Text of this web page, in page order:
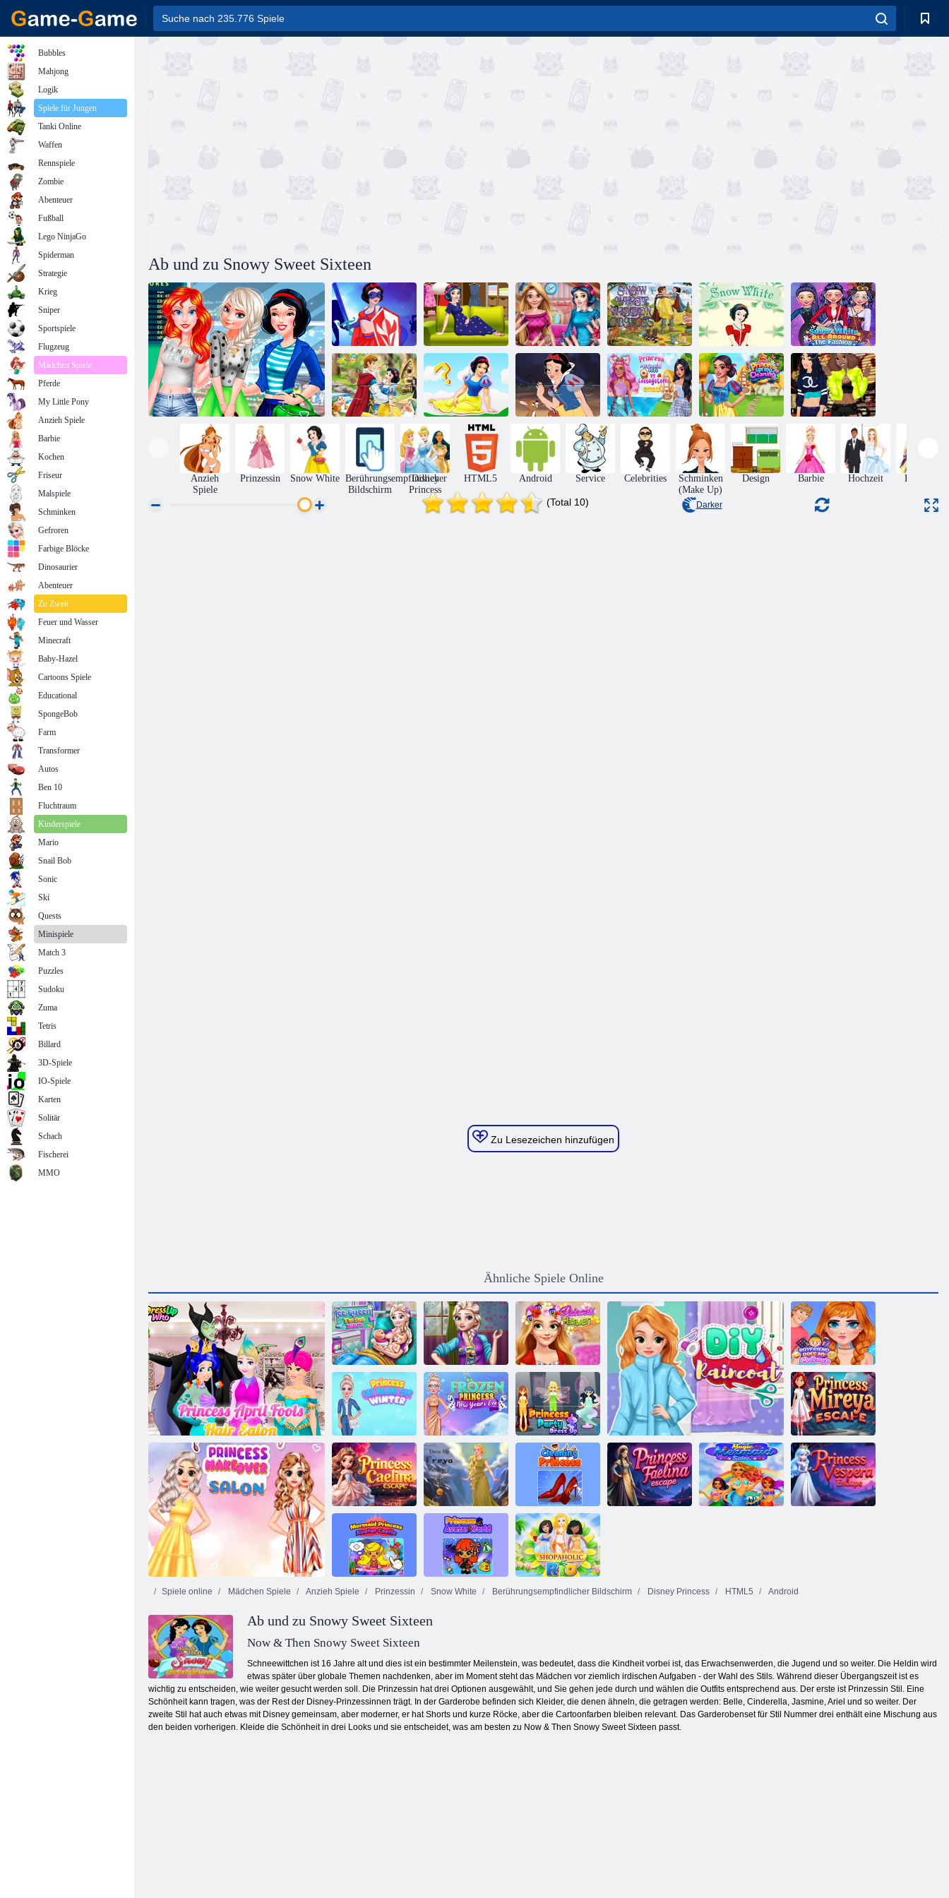
Ab und zu Snowy Sweet Sixteen
Prinzessin
Superhelden
Prinzessin-
Ankleidezimmer
Nägel machen
Schneewittchen
versteckte
Objekte
Schneewittchen
Schneewittchen
rund um die
Mode
Puzzle:
Schneewittchen
tanzen
Kinderquiz: Was
wissen Sie über
Schneewittchen?
Puzzle: Das
Schneewittchen
Princess Cottage
Core vs.
Mermaid Core
Rivals
Prinzessin
Frühlingsreinigung
Prinzessin
Bargeld mich
draußen
Anzieh
Spiele
Prinzessin Snow White Berührungsempfindlicher
Bildschirm
Disney
Princess
HTML5 Android Service Celebrities
Schminken
(Make Up)
Design Barbie Hochzeit Frisuren
(Total 10) Darker
Zu Lesezeichen hinzufügen
Ähnliche Spiele Online
Prinzessin April Fools Friseursalon
Eiskönigin
Zwillinge
Geburt
Rich Girl –
Shoppen für
Reiche
Prinzessin
Blumenkrone
Freund macht
mein Make-up
Prinzessin macht
sich bereit für
den Winter
Frozen Princess
Silvester
Prinzessin Makeover Salon
Prinzessinnen-
Party-
Verkleidung
Flucht von
Prinzessin
Mireya
Flucht von
Prinzessin
Caelina.
Freya verkleiden Putzprinzessin
Prinzessin
Avater Castle
Spiele online Mädchen Spiele Anzieh Spiele Prinzessin Snow White Berührungsempfindlicher Bildschirm Disney Princess HTML5 Android
Ab und zu Snowy Sweet Sixteen
Now & Then Snowy Sweet Sixteen
Schneewittchen ist 16 Jahre alt und dies ist ein bestimmter Meilenstein, was bedeutet, dass die Kindheit vorbei ist, das Erwachsenwerden, die Jugend und so weiter. Die Heldin wird
etwas später über globale Themen nachdenken, aber im Moment steht das Mädchen vor ziemlich irdischen Aufgaben - der Wahl des Stils. Während dieser Übergangszeit ist es
wichtig zu entscheiden, wie weiter gesucht werden soll. Die Prinzessin hat drei Optionen ausgewählt, und Sie gehen jede durch und wählen die Outfits entsprechend aus. Der erste ist Prinzessin Stil. Eine
Schönheit kann tragen, was der Rest der Disney-Prinzessinnen trägt. In der Garderobe befinden sich Kleider, die denen ähneln, die getragen werden: Belle, Cinderella, Jasmine, Ariel und so weiter. Der
zweite Stil hat auch etwas mit Disney gemeinsam, aber moderner, er hat Shorts und kurze Röcke, aber die Cartoonfarben bleiben relevant. Das Garderobenset für Stil Nummer drei enthält eine Mischung aus
den beiden vorherigen. Kleide die Schönheit in drei Looks und sie entscheidet, was am besten zu Now & Then Snowy Sweet Sixteen passt.
Bubbles
Mahjong
Logik
Spiele für Jungen
Tanki Online
Waffen
Rennspiele
Zombie
Abenteuer
Fußball
Lego NinjaGo
Spiderman
Strategie
Krieg
Sniper
Sportspiele
Flugzeug
Mädchen Spiele
Pferde
My Little Pony
Anzieh Spiele
Barbie
Kochen
Friseur
Malspiele
Schminken
Gefroren
Farbige Blöcke
Dinosaurier
Abenteuer
Zu Zweit
Feuer und Wasser
Minecraft
Baby-Hazel
Cartoons Spiele
Educational
SpongeBob
Farm
Transformer
Autos
Ben 10
Fluchtraum
Kinderspiele
Mario
Snail Bob
Sonic
Ski
Quests
Minispiele
Match 3
Puzzles
Sudoku
Zuma
Tetris
Billard
3D-Spiele
IO-Spiele
Karten
Solitär
Schach
Fischerei
MMO